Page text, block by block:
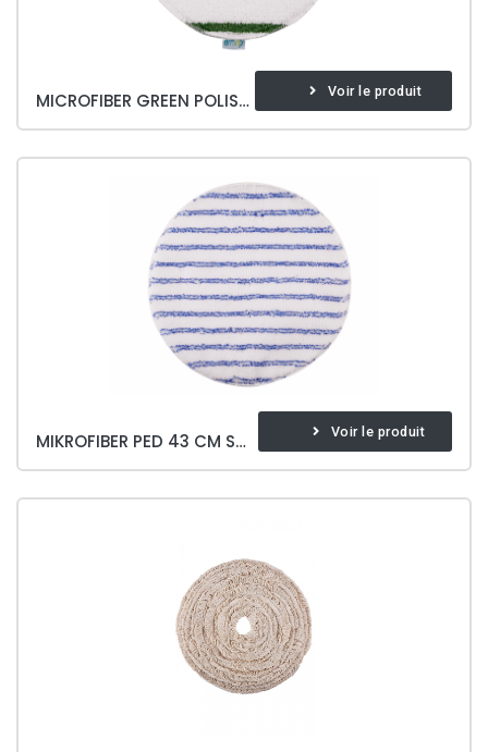
MICROFIBER GREEN POLISHING PED Voir le produit
MIKROFIBER PED 43 CM SOFT & BRITE Voir le produit